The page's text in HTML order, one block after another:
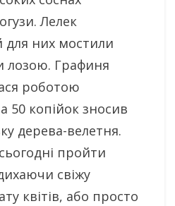
Лелек
них мостили
лозою. Графиня
роботою
50 копійок зносив
дерева-велетня.
пройти
свіжу
квітів, або просто